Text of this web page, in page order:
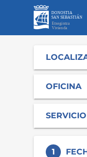
OFICINA
SERVICIO
1